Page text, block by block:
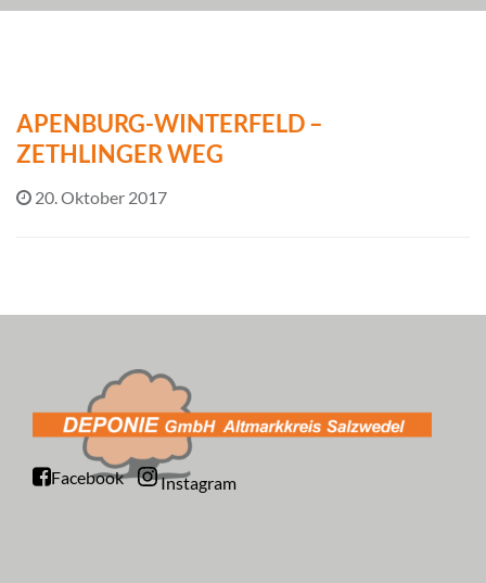
APENBURG-WINTERFELD –
ZETHLINGER WEG
20. Oktober 2017
Facebook Instagram